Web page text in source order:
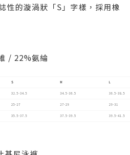
性的漩渦狀「S」字樣，採用橡
/ 22%氨綸
S M L
32.5-34.5 34.5-36.5 36.5-38.5
25-27 27-29 29-31
35.5-37.5 37.5-39.5 39.5-41.5